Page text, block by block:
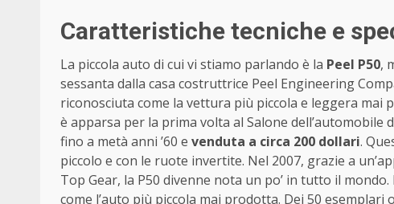
Caratteristiche tecniche e
La piccola auto di cui vi stiamo parlando è la Peel P50,
sessanta dalla casa costruttrice Peel Engineering
riconosciuta come la vettura più piccola e leggera mai
è apparsa per la prima volta al Salone
fino a metà anni ’60 e venduta a circa 200 dollari.
piccolo e con le ruote invertite. Nel 2007, grazie a
Top Gear, la P50 divenne nota un po’ in tutto il
come l’auto più piccola mai prodotta. Dei 50